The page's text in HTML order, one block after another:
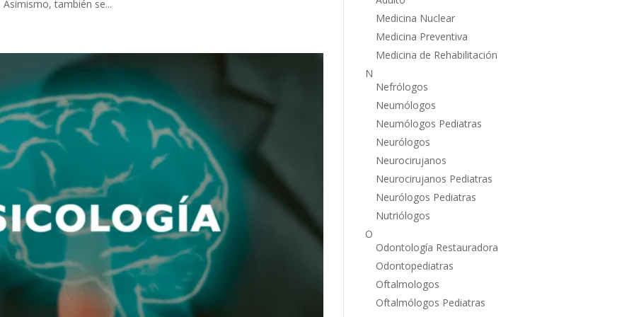
también se...
Medicina Nuclear
Medicina Preventiva
Medicina de Rehabilitación
N
Nefrólogos
Neumólogos
Neumólogos Pediatras
Neurólogos
Neurocirujanos
Neurocirujanos Pediatras
Neurólogos Pediatras
Nutriólogos
O
Odontología Restauradora
Odontopediatras
Oftalmologos
Oftalmólogos Pediatras